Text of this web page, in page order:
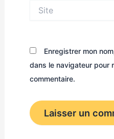
Enregistrer mon
dans le navigateur pour
commentaire.